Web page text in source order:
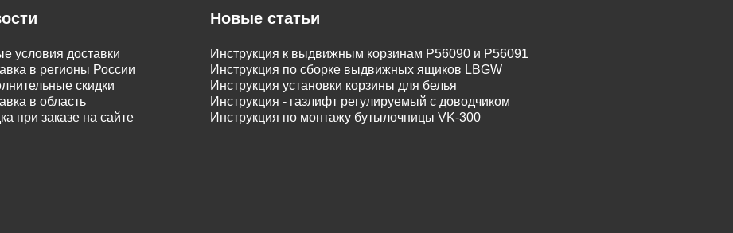
условия доставки
в регионы России
скидки
в область
при заказе на сайте
Новые статьи
Инструкция к выдвижным корзинам P56090 и P56091
Инструкция по сборке выдвижных ящиков LBGW
Инструкция установки корзины для белья
Инструкция - газлифт регулируемый с доводчиком
Инструкция по монтажу бутылочницы VK-300